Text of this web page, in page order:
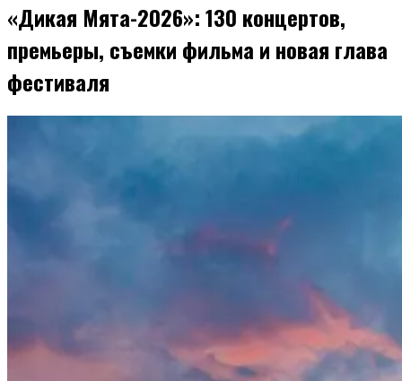
«Дикая Мята-2026»: 130 концертов,
премьеры, съемки фильма и новая глава
фестиваля